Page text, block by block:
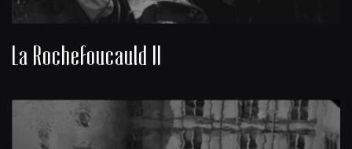
La Rochefoucauld II